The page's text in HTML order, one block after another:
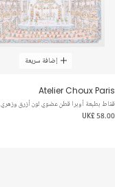
إضافة سريعة
Atelier Choux Paris
قمّاط بطبعة أوبرا قطن عضوي لون أزرق وزهري
UK£ 58.00